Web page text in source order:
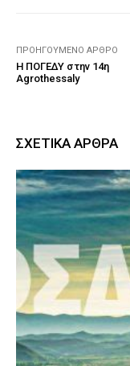
ΠΡΟΗΓΟΎΜΕΝΟ ΆΡΘΡΟ
Η ΠΟΓΕΔΥ στην 14η
Agrothessaly
ΣΧΕΤΙΚΑ ΑΡΘΡΑ